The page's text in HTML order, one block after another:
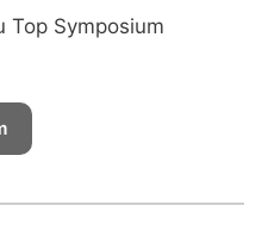
Top Symposium